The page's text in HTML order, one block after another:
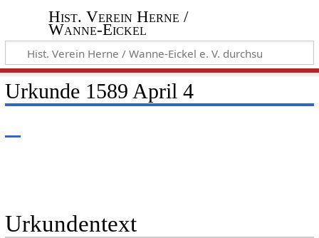
Hist. Verein Herne /
Wanne-Eickel
Urkunde 1589 April 4
Urkundentext